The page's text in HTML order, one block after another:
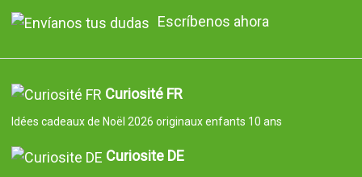
Escríbenos ahora
Curiosité FR
Idées cadeaux de Noël 2026 originaux enfants 10 ans
Curiosite DE